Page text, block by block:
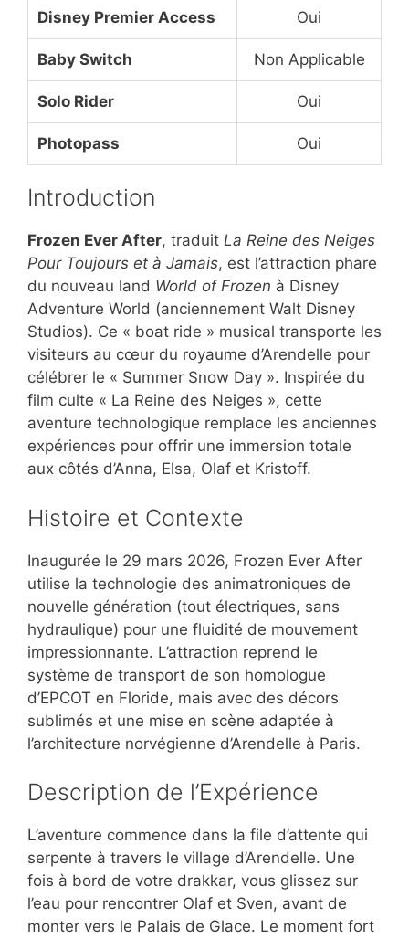
Disney Premier Access Oui
Baby Switch Non Applicable
Solo Rider Oui
Photopass Oui
Introduction
Frozen Ever After, traduit La Reine des Neiges
Pour Toujours et à Jamais, est l’attraction phare
du nouveau land World of Frozen à Disney
Adventure World (anciennement Walt Disney
Studios). Ce « boat ride » musical transporte les
visiteurs au cœur du royaume d’Arendelle pour
célébrer le « Summer Snow Day ». Inspirée du
film culte « La Reine des Neiges », cette
aventure technologique remplace les anciennes
expériences pour offrir une immersion totale
aux côtés d’Anna, Elsa, Olaf et Kristoff.
Histoire et Contexte
Inaugurée le 29 mars 2026, Frozen Ever After
utilise la technologie des animatroniques de
nouvelle génération (tout électriques, sans
hydraulique) pour une fluidité de mouvement
impressionnante. L’attraction reprend le
système de transport de son homologue
d’EPCOT en Floride, mais avec des décors
sublimés et une mise en scène adaptée à
l’architecture norvégienne d’Arendelle à Paris.
Description de l’Expérience
L’aventure commence dans la file d’attente qui
serpente à travers le village d’Arendelle. Une
fois à bord de votre drakkar, vous glissez sur
l’eau pour rencontrer Olaf et Sven, avant de
monter vers le Palais de Glace. Le moment fort